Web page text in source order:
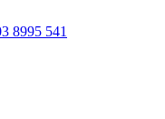
8995 541